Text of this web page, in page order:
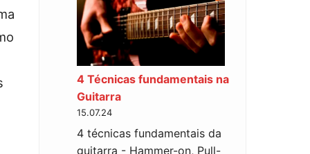
4 Técnicas fundamentais na
Guitarra
15.07.24
4 técnicas fundamentais da
guitarra - Hammer-on, Pull-